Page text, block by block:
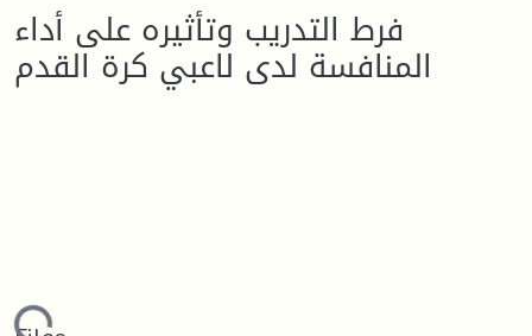
فرط التدريب وتأثيره على أداء
المنافسة لدى لاعبي كرة القدم
Loading...